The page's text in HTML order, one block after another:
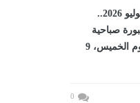
طقس الخميس 9 يوليو 2026..
صباحية
والأرصاد تكشف درجات...اليوم الخميس، 9
0